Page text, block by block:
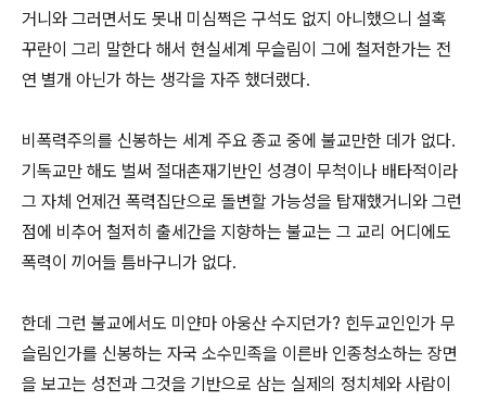
거니와 그러면서도 못내 미심쩍은 구석도 없지 아니했으니 설혹
꾸란이 그리 말한다 해서 현실세계 무슬림이 그에 철저한가는 전
연 별개 아닌가 하는 생각을 자주 했더랬다.
비폭력주의를 신봉하는 세계 주요 종교 중에 불교만한 데가 없다.
기독교만 해도 벌써 절대촌재기반인 성경이 무척이나 배타적이라
그 자체 언제건 폭력집단으로 돌변할 가능성을 탑재했거니와 그런
점에 비추어 철저히 출세간을 지향하는 불교는 그 교리 어디에도
폭력이 끼어들 틈바구니가 없다.
한데 그런 불교에서도 미얀마 아웅산 수지던가? 힌두교인인가 무
슬림인가를 신봉하는 자국 소수민족을 이른바 인종청소하는 장면
을 보고는 성전과 그것을 기반으로 삼는 실제의 정치체와 사람이